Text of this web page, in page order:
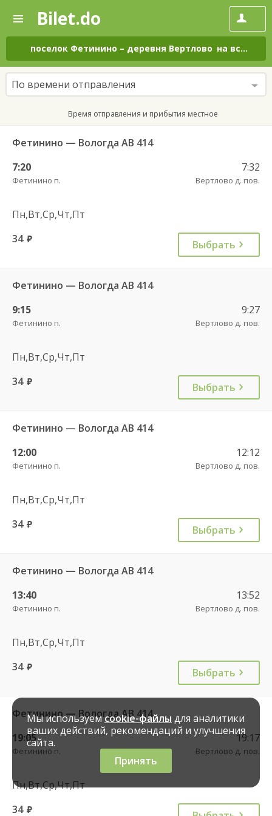
—
Поиск
и
покупка
билетов
на
автобус
онлайн
Bilet.do
поселок Фетинино – деревня Вертлово на все дни
По времени отправления
Время отправления и прибытия местное
Фетинино — Вологда АВ 414
7:20
Фетинино п.
7:32
Вертлово д. пов.
Пн,Вт,Ср,Чт,Пт
34 руб. Выбрать
Фетинино — Вологда АВ 414
9:15
Фетинино п.
9:27
Вертлово д. пов.
Пн,Вт,Ср,Чт,Пт
34 руб. Выбрать
Фетинино — Вологда АВ 414
12:00
Фетинино п.
12:12
Вертлово д. пов.
Пн,Вт,Ср,Чт,Пт
34 руб. Выбрать
Фетинино — Вологда АВ 414
13:40
Фетинино п.
13:52
Вертлово д. пов.
Пн,Вт,Ср,Чт,Пт
34 руб. Выбрать
Фетинино — Вологда АВ 414
19:05
Фетинино п.
19:17
Вертлово д. пов.
Пн,Вт,Ср,Чт,Пт
34 руб.
Мы используемcookie-файлы для аналитики
ваших действий, рекомендаций и улучшения
сайта.
Принять